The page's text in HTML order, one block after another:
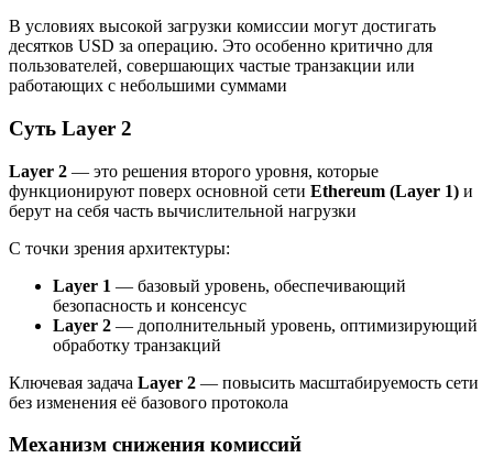
В условиях высокой загрузки комиссии могут достигать
десятков USD за операцию. Это особенно критично для
пользователей, совершающих частые транзакции или
работающих с небольшими суммами
Суть Layer 2
Layer 2 — это решения второго уровня, которые
функционируют поверх основной сети Ethereum (Layer 1) и
берут на себя часть вычислительной нагрузки
С точки зрения архитектуры:
Layer 1 — базовый уровень, обеспечивающий
безопасность и консенсус
Layer 2 — дополнительный уровень, оптимизирующий
обработку транзакций
Ключевая задача Layer 2 — повысить масштабируемость сети
без изменения её базового протокола
Механизм снижения комиссий